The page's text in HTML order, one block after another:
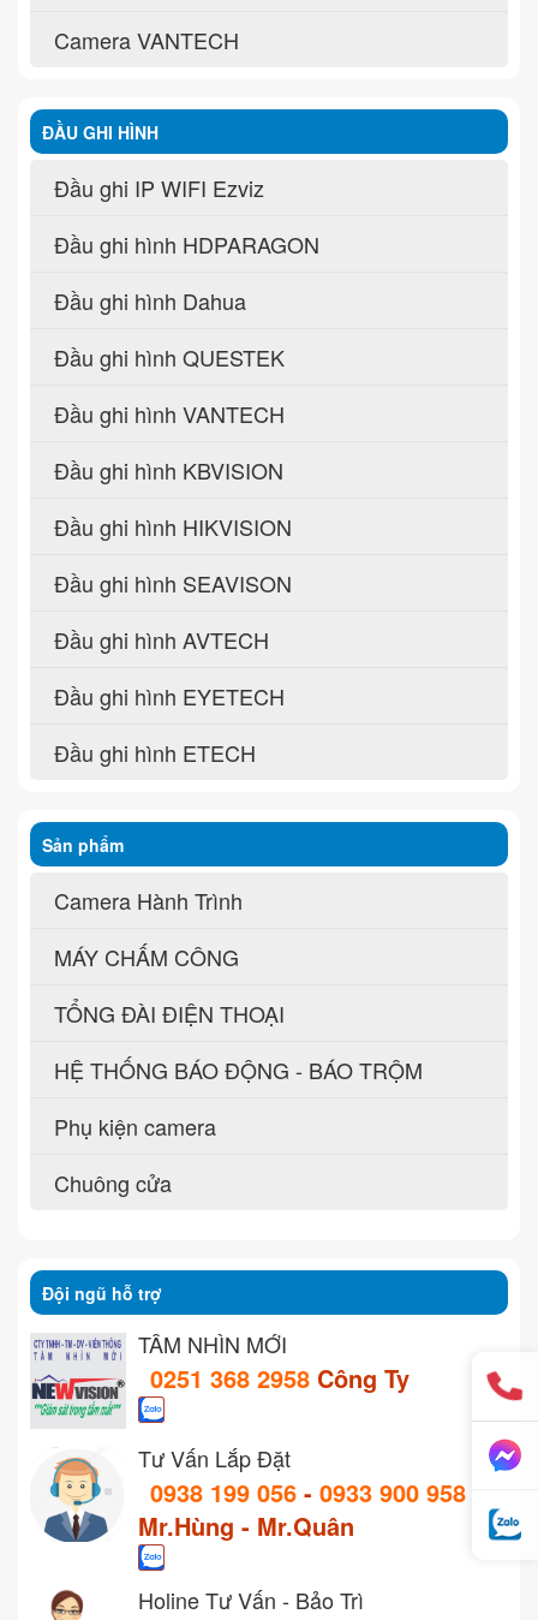
Camera VANTECH
ĐẦU GHI HÌNH
Đầu ghi IP WIFI Ezviz
Đầu ghi hình HDPARAGON
Đầu ghi hình Dahua
Đầu ghi hình QUESTEK
Đầu ghi hình VANTECH
Đầu ghi hình KBVISION
Đầu ghi hình HIKVISION
Đầu ghi hình SEAVISON
Đầu ghi hình AVTECH
Đầu ghi hình EYETECH
Đầu ghi hình ETECH
Sản phẩm
Camera Hành Trình
MÁY CHẤM CÔNG
TỔNG ĐÀI ĐIỆN THOẠI
HỆ THỐNG BÁO ĐỘNG - BÁO TRỘM
Phụ kiện camera
Chuông cửa
Đội ngũ hỗ trợ
TẦM NHÌN MỚI
0251 368 2958 Công Ty
Tư Vấn Lắp Đặt
0938 199 056 - 0933 900 958
Mr.Hùng - Mr.Quân
Holine Tư Vấn - Bảo Trì